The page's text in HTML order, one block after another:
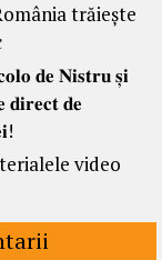
trăiește
𝐝𝐞 𝐍𝐢𝐬𝐭𝐫𝐮 𝐬̦𝐢
𝐝𝐢𝐫𝐞𝐜𝐭 𝐝𝐞
video